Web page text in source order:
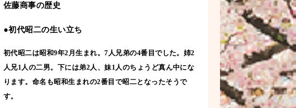
佐藤商事の歴史
●初代昭二の生い立ち
初代昭二は昭和9年2月生まれ。7人兄弟の4番目でした。姉2
人兄1人の二男。下には弟2人、妹1人のちょうど真ん中にな
ります。命名も昭和生まれの2番目で昭二となったそうで
す。